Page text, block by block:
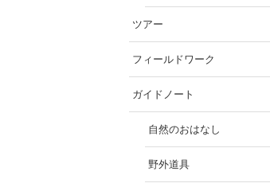
ツアー
フィールドワーク
ガイドノート
自然のおはなし
野外道具